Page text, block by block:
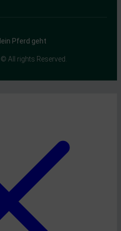
Pferd geht
All rights Reserved.